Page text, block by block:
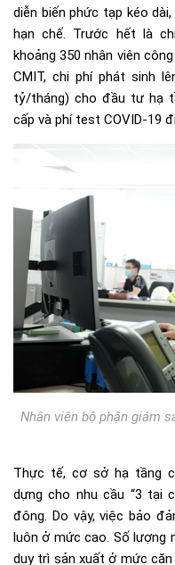
diễn biến phức tạp kéo
hạn chế. Trước hết là
khoảng 350 nhân viên
CMIT, chi phí phát sinh
tỷ/tháng) cho đầu tư hạ
cấp và phí test COVID-19
Nhân viên bộ phận giám
Thực tế, cơ sở hạ tầng
dựng cho nhu cầu “3 tại
đông. Do vậy, việc bảo
luôn ở mức cao. Số lượng
duy trì sản xuất ở mức